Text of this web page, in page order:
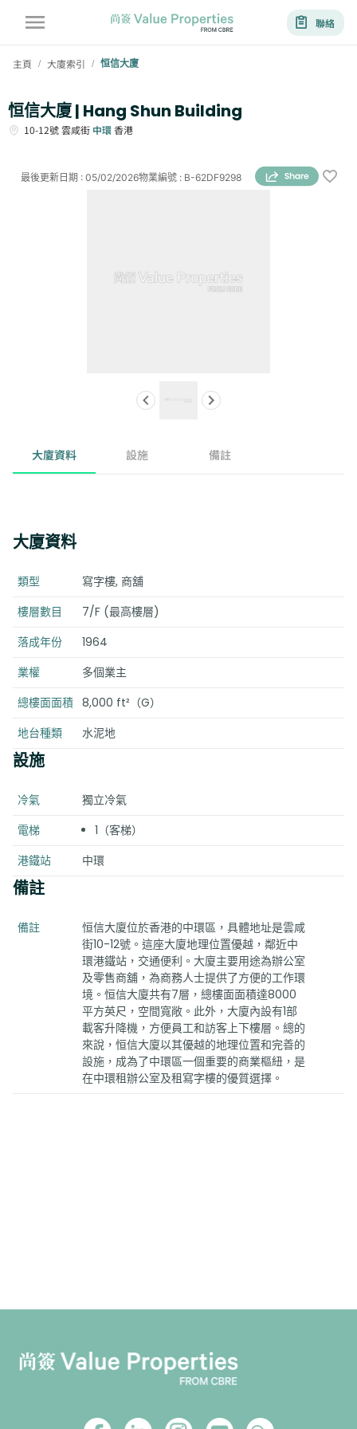
聯絡
主頁 / 大廈索引 / 恒信大廈
恒信大廈 | Hang Shun Building
10-12號雲咸街 中環香港
物業編號 : B-62DF9298
最後更新日期 : 05/02/2026
大廈資料 設施 備註
大廈資料
類型
寫字樓, 商舖
樓層數目
7/F (最高樓層)
落成年份
1964
業權
多個業主
總樓面面積 8,000 ft²（G）
地台種類
水泥地
設施
冷氣
獨立冷氣
電梯
1（客梯）
港鐵站
中環
備註
備註
恒信大廈位於香港的中環區，具體地址是雲咸
街10-12號。這座大廈地理位置優越，鄰近中
環港鐵站，交通便利。大廈主要用途為辦公室
及零售商舖，為商務人士提供了方便的工作環
境。恒信大廈共有7層，總樓面面積達8000
平方英尺，空間寬敞。此外，大廈內設有1部
載客升降機，方便員工和訪客上下樓層。總的
來說，恒信大廈以其優越的地理位置和完善的
設施，成為了中環區一個重要的商業樞紐，是
在中環租辦公室及租寫字樓的優質選擇。